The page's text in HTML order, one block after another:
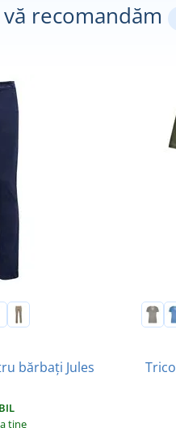
recomandăm
bărbați Jules
tine